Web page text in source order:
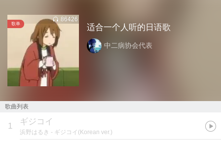
歌单
86426
适合一个人听的日语歌
中二病协会代表
歌曲列表
1 ギジコイ
浜野はるき - ギジコイ(Korean ver.)